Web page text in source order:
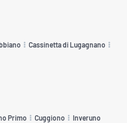
Cassinetta di Lugagnano
Primo Cuggiono Inveruno